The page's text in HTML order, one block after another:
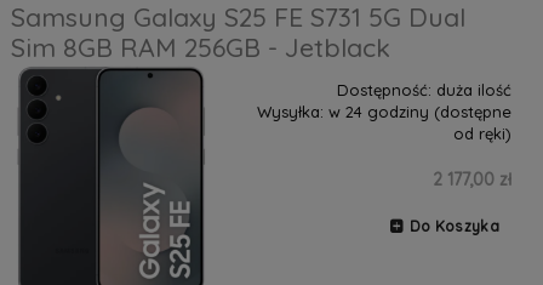
Samsung Galaxy S25 FE S731 5G Dual
Sim 8GB RAM 256GB - Jetblack
Dostępność: duża ilość
Wysyłka: w 24 godziny (dostępne
od ręki)
2 177,00 zł
Do Koszyka